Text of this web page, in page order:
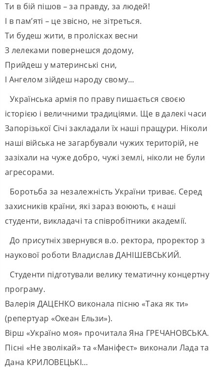
Ти в бій пішов – за правду, за людей!
І в пам’яті – це звісно, не зітреться.
Ти будеш жити, в пролісках весни
З лелеками повернешся додому,
Прийдеш у материнські сни,
І Ангелом зійдеш народу свому…
Українська армія по праву пишається своєю
історією і величними традиціями. Ще в далекі часи
Запорізької Січі закладали їх наші пращури. Ніколи
наші війська не загарбували чужих територій, не
зазіхали на чуже добро, чужі землі, ніколи не були
агресорами.
Боротьба за незалежність України триває. Серед
захисників країни, які зараз воюють, є наші
студенти, викладачі та співробітники академії.
До присутніх звернувся в.о. ректора, проректор з
наукової роботи Владислав ДАНІШЕВСЬКИЙ.
Студенти підготували велику тематичну концертну
програму.
Валерія ДАЦЕНКО виконала пісню «Така як ти»
(репертуар «Океан Ельзи»).
Вірш «Україно моя» прочитала Яна ГРЕЧАНОВСЬКА.
Пісні «Не зволікай» та «Маніфест» виконали Лада та
Дана КРИЛОВЕЦЬКІ…